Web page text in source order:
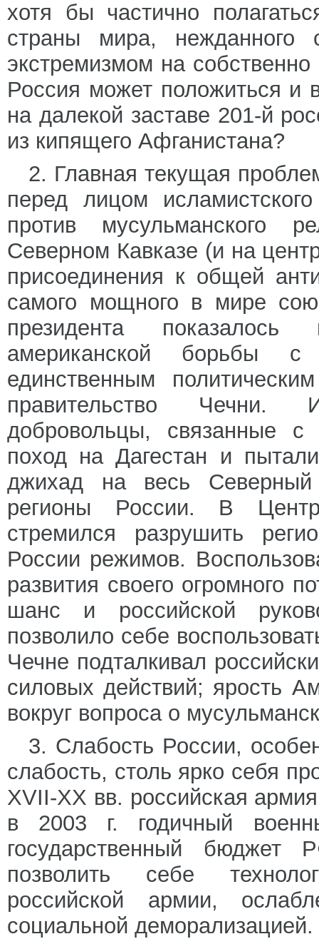
хотя бы частично
страны мира,
экстремизмом на собственно
Россия может положиться и
на далекой заставе 201-й
из кипящего Афганистана?
2. Главная текущая
перед лицом
против мусульманского
Северном Кавказе (и на
присоединения к общей
самого мощного в мире
президента показалось
американской борьбы
единственным
правительство Чечни.
добровольцы, связанные с
поход на Дагестан и
джихад на весь Северный
регионы России. В
стремился разрушить
России режимов.
развития своего огромного
шанс и российской
позволило себе
Чечне подталкивал
силовых действий; ярость
вокруг вопроса о
3. Слабость России,
слабость, столь ярко себя
XVII-XX вв. российская
в 2003 г. годичный
государственный
позволить себе
российской армии,
социальной деморализацией.